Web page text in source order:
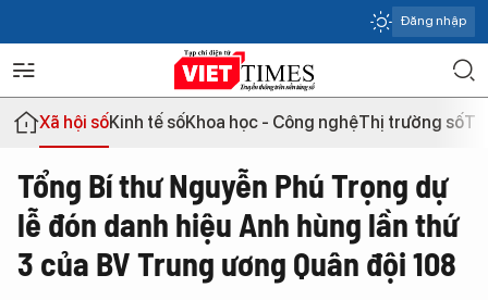
Đăng nhập
Xã hội sốKinh tế sốKhoa học - Công nghệThị trường số
Tổng Bí thư Nguyễn Phú Trọng dự
lễ đón danh hiệu Anh hùng lần thứ
3 của BV Trung ương Quân đội 108